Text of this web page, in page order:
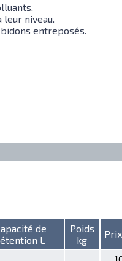
niveau.
entreposés.
de
L
Poids
kg